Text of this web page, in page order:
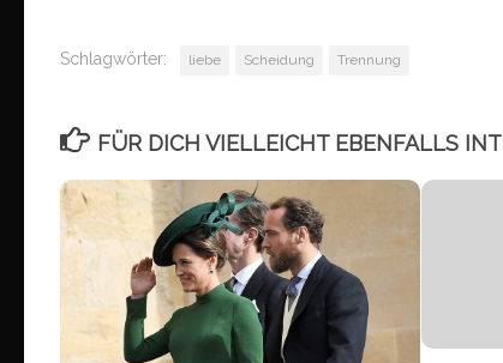
Schlagwörter: liebe Scheidung Trennung
FÜR DICH VIELLEICHT EBENFALLS